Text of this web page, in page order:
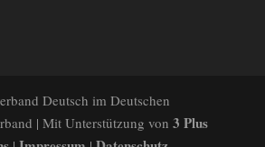
Deutsch im Deutschen
| Mit Unterstützung von3 Plus